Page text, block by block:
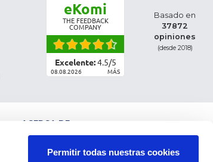
Permitir todas nuestras cookies
eKomi
THE FEEDBACK
COMPANY
Excelente:4.5/5
08.08.2026 MÁS
Basado en
37872
opiniones
(desde 2018)
ACERCA DE
CLASIFICACIÓN DE LAS PIEZAS
CONDICIONES GENERALES DE VENTA